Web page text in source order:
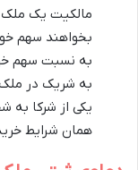
مالکیت یک
بخواهند سهم
به نسبت سهم
به شریک در
یکی از شرکا به
همان شرایط